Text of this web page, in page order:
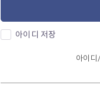
아이디 저장
아이디